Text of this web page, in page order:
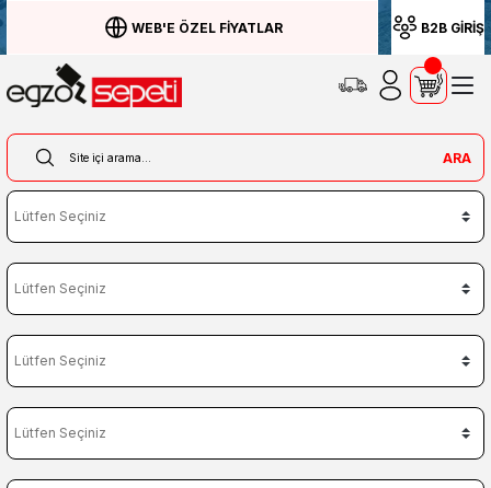
WEB'E ÖZEL FİYATLAR B2B GİRİŞ
ARA